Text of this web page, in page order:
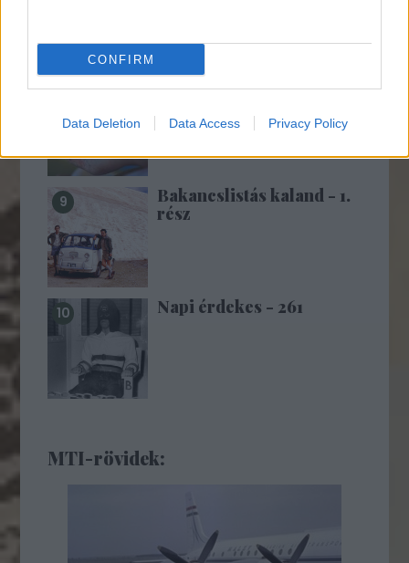
CONFIRM
Data Deletion Data Access Privacy Policy
10 éve történt a Beszláni
Bakancslistás kaland - 1.
rész
Napi érdekes - 261
MTI-rövidek: